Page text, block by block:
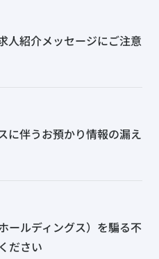
人紹介メッセージにご注意
に伴うお預かり情報の漏え
ールディングス）を騙る不
ださい